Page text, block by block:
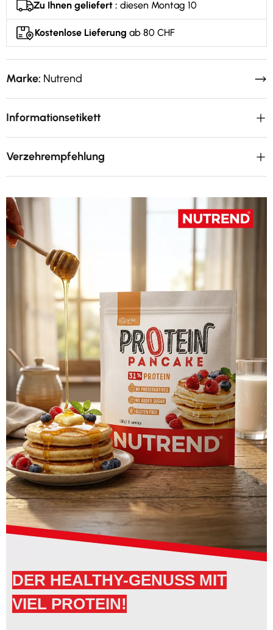
Zu Ihnen geliefert : diesen Montag 10
Kostenlose Lieferung ab 80 CHF
Marke: Nutrend
Informationsetikett
Verzehrempfehlung
DER HEALTHY-GENUSS MIT
VIEL PROTEIN!